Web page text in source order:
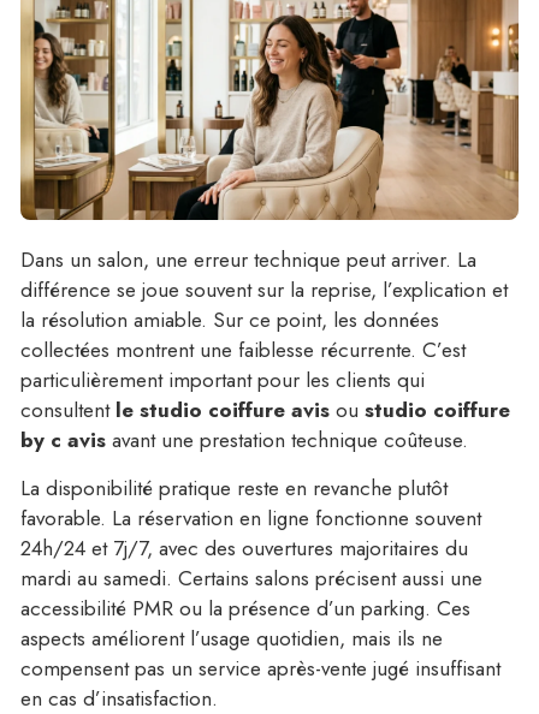
Dans un salon, une erreur technique peut arriver. La
différence se joue souvent sur la reprise, l’explication et
la résolution amiable. Sur ce point, les données
collectées montrent une faiblesse récurrente. C’est
particulièrement important pour les clients qui
consultent le studio coiffure avis ou studio coiffure
by c avis avant une prestation technique coûteuse.
La disponibilité pratique reste en revanche plutôt
favorable. La réservation en ligne fonctionne souvent
24h/24 et 7j/7, avec des ouvertures majoritaires du
mardi au samedi. Certains salons précisent aussi une
accessibilité PMR ou la présence d’un parking. Ces
aspects améliorent l’usage quotidien, mais ils ne
compensent pas un service après-vente jugé insuffisant
en cas d’insatisfaction.